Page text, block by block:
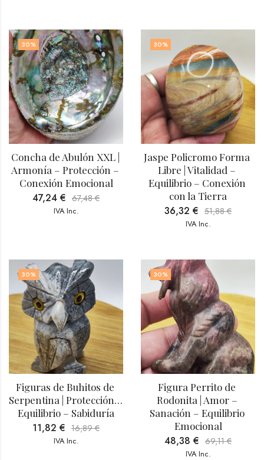
30%
Concha de Abulón XXL |
Armonía – Protección –
Conexión Emocional
47,24 € 67,48€
IVA Inc.
30%
Jaspe Policromo Forma
Libre | Vitalidad –
Equilibrio – Conexión
con la Tierra
36,32 € 51,88€
IVA Inc.
30%
Figuras de Buhitos de
Serpentina | Protección –
Equilibrio – Sabiduría
11,82 € 16,89€
IVA Inc.
30%
Figura Perrito de
Rodonita | Amor –
Sanación – Equilibrio
Emocional
48,38 € 69,11€
IVA Inc.